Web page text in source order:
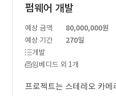
펌웨어 개발
예상 금액
80,000,000원
예상 기간
270일
개발
임베디드 외 1개
프로젝트는 스테레오 카